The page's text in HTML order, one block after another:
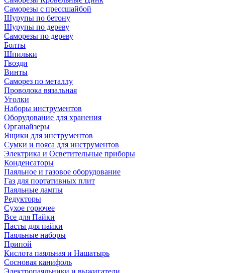
Саморезы с прессшайбой
Шурупы по бетону
Шурупы по дереву
Саморезы по дереву
Болты
Шпильки
Гвозди
Винты
Саморез по металлу
Проволока вязальная
Уголки
Наборы инструментов
Оборудование для хранения
Органайзеры
Ящики для инструментов
Сумки и пояса для инструментов
Электрика и Осветительные приборы
Конденсаторы
Паяльное и газовое оборудование
Газ для портативных плит
Паяльные лампы
Редукторы
Сухое горючее
Все для Пайки
Пасты для пайки
Паяльные наборы
Припой
Кислота паяльная и Нашатырь
Сосновая канифоль
Электропаяльники и выжигатели